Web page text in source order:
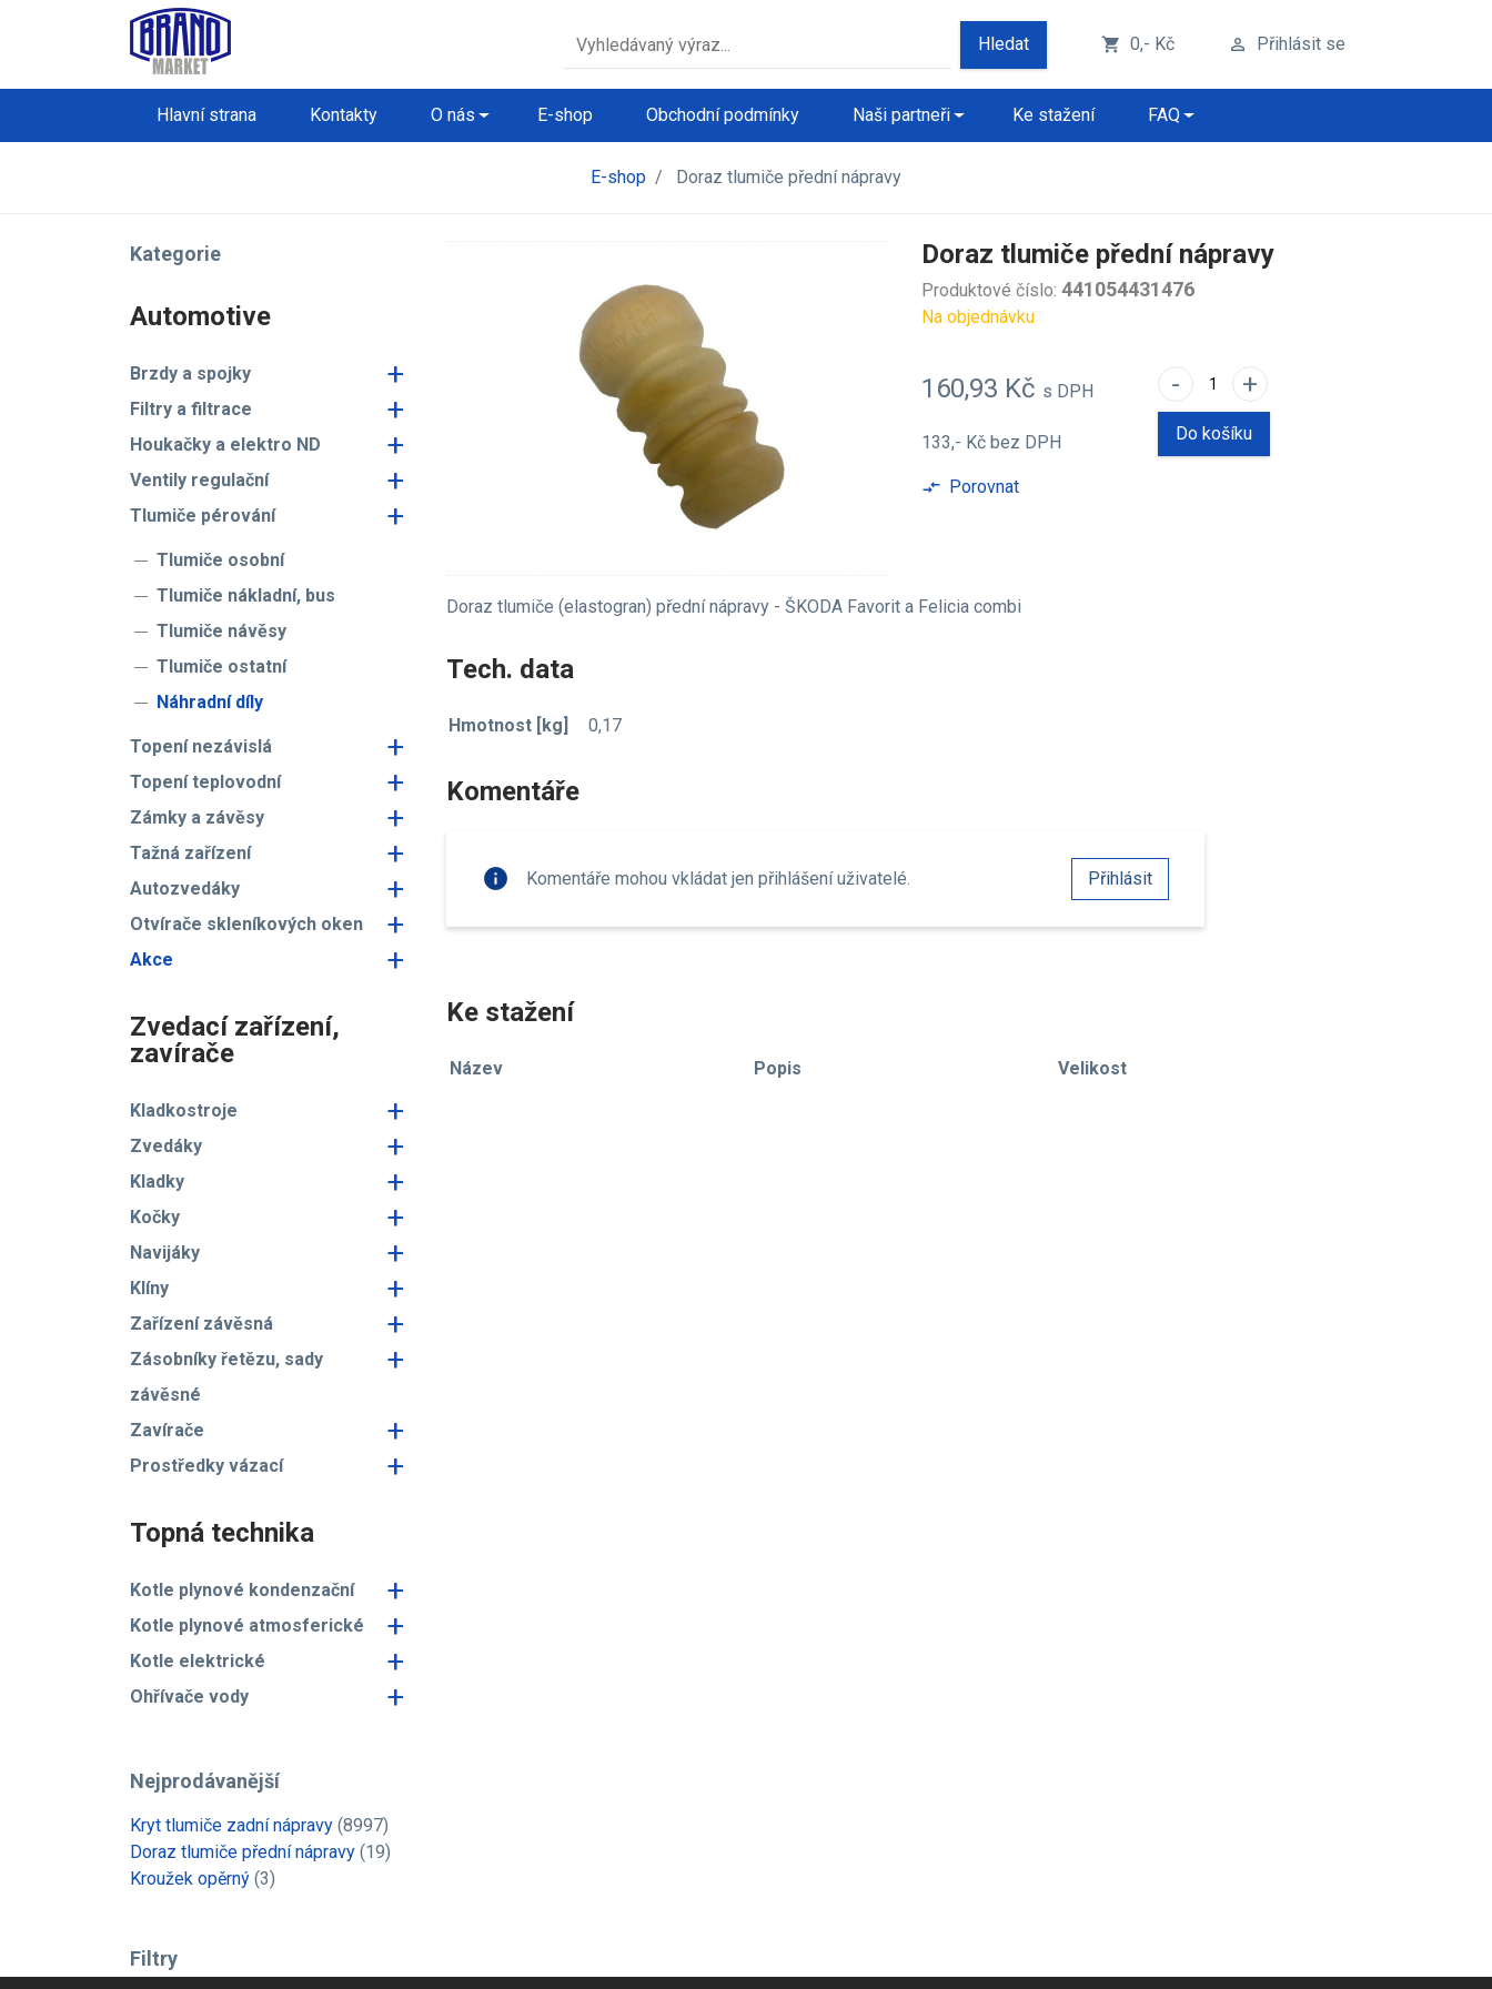
Hledat shopping_cart 0,- Kč perm_identity Přihlásit se
Hlavní strana Kontakty O nás E-shop Obchodní podmínky Naši partneři Ke stažení FAQ
E-shop / Doraz tlumiče přední nápravy
Kategorie
Automotive
Brzdy a spojky +
Filtry a filtrace +
Houkačky a elektro ND +
Ventily regulační +
Tlumiče pérování +
Tlumiče osobní
Tlumiče nákladní, bus
Tlumiče návěsy
Tlumiče ostatní
Náhradní díly
Topení nezávislá +
Topení teplovodní +
Zámky a závěsy +
Tažná zařízení +
Autozvedáky +
Otvírače skleníkových oken +
Akce +
Zvedací zařízení,
zavírače
Kladkostroje +
Zvedáky +
Kladky +
Kočky +
Navijáky +
Klíny +
Zařízení závěsná +
Zásobníky řetězu, sady
závěsné
+
Zavírače +
Prostředky vázací +
Topná technika
Kotle plynové kondenzační +
Kotle plynové atmosferické +
Kotle elektrické +
Ohřívače vody +
Nejprodávanější
Kryt tlumiče zadní nápravy (8997)
Doraz tlumiče přední nápravy (19)
Kroužek opěrný (3)
Filtry
Doraz tlumiče přední nápravy
Produktové číslo: 441054431476
Na objednávku
160,93 Kč s DPH
133,- Kč bez DPH
- +
Do košíku
compare_arrows Porovnat
Doraz tlumiče (elastogran) přední nápravy - ŠKODA Favorit a Felicia combi
Tech. data
Hmotnost [kg] 0,17
Komentáře
info Komentáře mohou vkládat jen přihlášení uživatelé. Přihlásit
Ke stažení
Název Popis Velikost